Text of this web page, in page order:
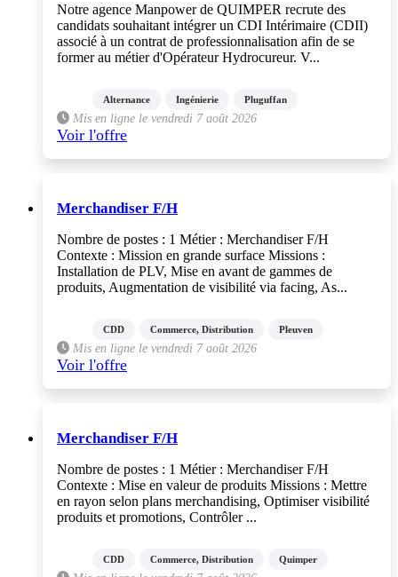
Notre agence Manpower de QUIMPER recrute des
candidats souhaitant intégrer un CDI Intérimaire (CDII)
associé à un contrat de professionnalisation afin de se
former au métier d'Opérateur Hydrocureur. V...
Alternance Ingénierie Pluguffan
Mis en ligne le vendredi 7 août 2026
Voir l'offre
Merchandiser F/H
Nombre de postes : 1 Métier : Merchandiser F/H
Contexte : Mission en grande surface Missions :
Installation de PLV, Mise en avant de gammes de
produits, Augmentation de visibilité via facing, As...
CDD Commerce, Distribution Pleuven
Mis en ligne le vendredi 7 août 2026
Voir l'offre
Merchandiser F/H
Nombre de postes : 1 Métier : Merchandiser F/H
Contexte : Mise en valeur de produits Missions : Mettre
en rayon selon plans merchandising, Optimiser visibilité
produits et promotions, Contrôler ...
CDD Commerce, Distribution Quimper